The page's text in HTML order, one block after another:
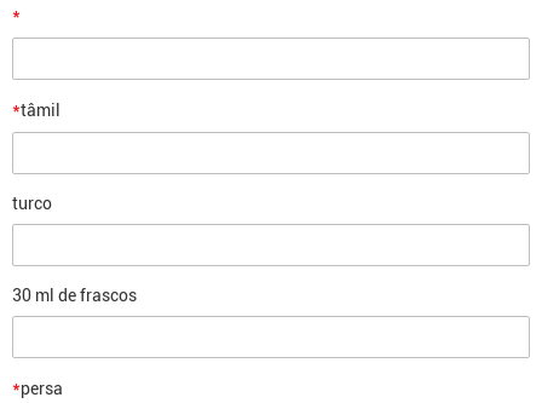
*
*tâmil
turco
30 ml de frascos
*persa